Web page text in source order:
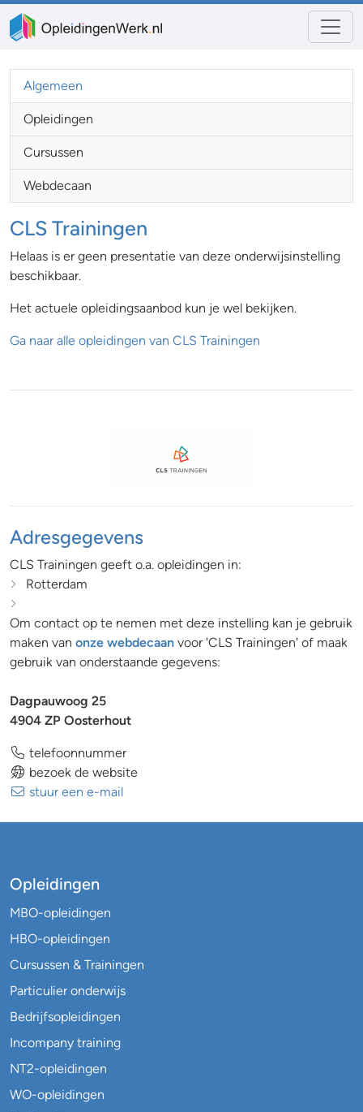
Algemeen
Opleidingen
Cursussen
Webdecaan
CLS Trainingen
Helaas is er geen presentatie van deze onderwijsinstelling
beschikbaar.
Het actuele opleidingsaanbod kun je wel bekijken.
Ga naar alle opleidingen van CLS Trainingen
Adresgegevens
CLS Trainingen geeft o.a. opleidingen in:
Rotterdam
Om contact op te nemen met deze instelling kan je gebruik
maken van onze webdecaan voor 'CLS Trainingen' of maak
gebruik van onderstaande gegevens:
Dagpauwoog 25
4904 ZP Oosterhout
telefoonnummer
bezoek de website
stuur een e-mail
Opleidingen
MBO-opleidingen
HBO-opleidingen
Cursussen & Trainingen
Particulier onderwijs
Bedrijfsopleidingen
Incompany training
NT2-opleidingen
WO-opleidingen